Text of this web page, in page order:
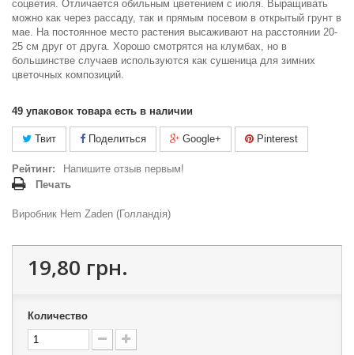
соцветия. Отличается обильным цветением с июля. Выращивать
можно как через рассаду, так и прямым посевом в открытый грунт в
мае. На постоянное место растения высаживают на расстоянии 20-
25 см друг от друга. Хорошо смотрятся на клумбах, но в
большинстве случаев используются как сушеница для зимних
цветочных композиций.
49 упаковок товара есть в наличии
Твит Поделиться Google+ Pinterest
Рейтинг:
Напишите отзыв первым!
Печать
Виробник Hem Zaden (Голландія)
19,80 грн.
Количество